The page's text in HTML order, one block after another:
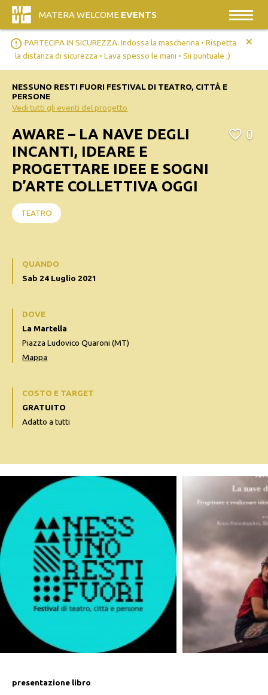
MATERA WELCOME EVENTS
error_outline PARTECIPA IN SICUREZZA: Indossa la mascherina • Rispetta
la distanza di sicurezza • Lava spesso le mani • Sii puntuale ;)
+
presentazione libro
NESSUNO RESTI FUORI FESTIVAL DI TEATRO, CITTÀ E
PERSONE
Vedi tutti gli eventi del progetto
AWARE – LA NAVE DEGLI
INCANTI, IDEARE E
PROGETTARE IDEE E SOGNI
D’ARTE COLLETTIVA OGGI
0
TEATRO
QUANDO
Sab 24 Luglio 2021
DOVE
La Martella
Piazza Ludovico Quaroni (MT)
Mappa
COSTO E TARGET
GRATUITO
Adatto a tutti